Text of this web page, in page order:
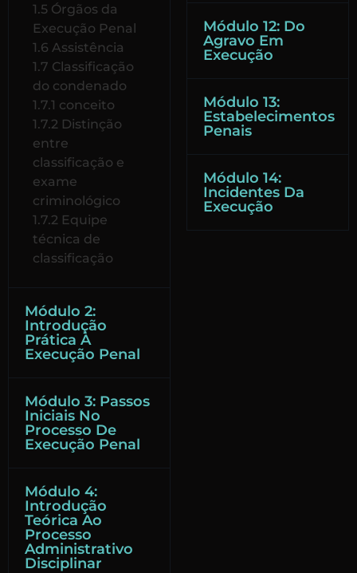
1.5 Órgãos da
Execução Penal
1.6 Assistência
1.7 Classificação
do condenado
1.7.1 conceito
1.7.2 Distinção
entre
classificação e
exame
criminológico
1.7.2 Equipe
técnica de
classificação
Módulo 2:
Introdução
Prática À
Execução Penal
Módulo 3: Passos
Iniciais No
Processo De
Execução Penal
Módulo 4:
Introdução
Teórica Ao
Processo
Administrativo
Disciplinar
Módulo 12: Do
Agravo Em
Execução
Módulo 13:
Estabelecimentos
Penais
Módulo 14:
Incidentes Da
Execução